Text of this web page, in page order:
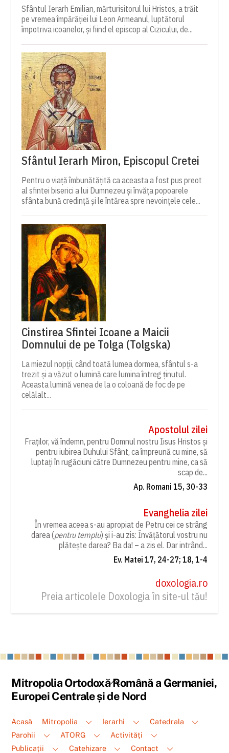
Sfântul Ierarh Emilian, mărturisitorul lui Hristos, a trăit
pe vremea împărăției lui Leon Armeanul, luptătorul
împotriva icoanelor, și fiind el episcop al Cizicului, de...
Sfântul Ierarh Miron, Episcopul Cretei
Pentru o viață îmbunătățită ca aceasta a fost pus preot
al sfintei biserici a lui Dumnezeu și învăța popoarele
sfânta bună credință și le întărea spre nevoințele cele...
Cinstirea Sfintei Icoane a Maicii
Domnului de pe Tolga (Tolgska)
La miezul nopții, când toată lumea dormea, sfântul s-a
trezit și a văzut o lumină care lumina întreg ținutul.
Aceasta lumină venea de la o coloană de foc de pe
celălalt...
Apostolul zilei
Fraților, vă îndemn, pentru Domnul nostru Iisus Hristos și
pentru iubirea Duhului Sfânt, ca împreună cu mine, să
luptați în rugăciuni către Dumnezeu pentru mine, ca să
scap de...
Ap. Romani 15, 30-33
Evanghelia zilei
În vremea aceea s-au apropiat de Petru cei ce strâng
darea (pentru templu) și i-au zis: Învățătorul vostru nu
plătește darea? Ba da! – a zis el. Dar intrând...
Ev. Matei 17, 24-27; 18, 1-4
doxologia.ro
Preia articolele Doxologia în site-ul tău!
Back
To
Mitropolia Ortodoxă Română a Germaniei,
Europei Centrale și de Nord
Acasă Mitropolia Ierarhi
Catedrala
Parohii
ATORG
Activități
Publicații
Catehizare Contact